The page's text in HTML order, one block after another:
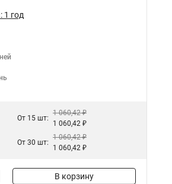
1 год
От 15 шт:
1 060,42 ₽
1 060,42 ₽
От 30 шт:
1 060,42 ₽
1 060,42 ₽
В корзину